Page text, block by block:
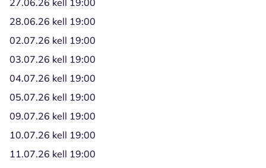
28.06.26 kell 19:00
02.07.26 kell 19:00
03.07.26 kell 19:00
04.07.26 kell 19:00
05.07.26 kell 19:00
09.07.26 kell 19:00
10.07.26 kell 19:00
11.07.26 kell 19:00